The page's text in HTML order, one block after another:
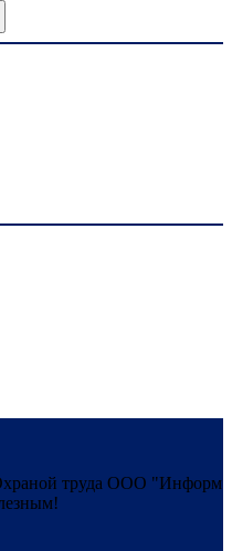
труда ООО "Информ